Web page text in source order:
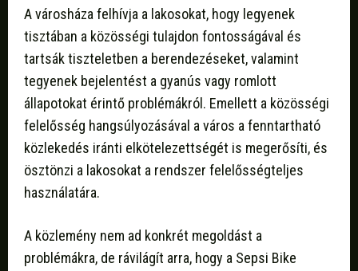
A városháza felhívja a lakosokat, hogy legyenek
tisztában a közösségi tulajdon fontosságával és
tartsák tiszteletben a berendezéseket, valamint
tegyenek bejelentést a gyanús vagy romlott
állapotokat érintő problémákról. Emellett a közösségi
felelősség hangsúlyozásával a város a fenntartható
közlekedés iránti elkötelezettségét is megerősíti, és
ösztönzi a lakosokat a rendszer felelősségteljes
használatára.
A közlemény nem ad konkrét megoldást a
problémákra, de rávilágít arra, hogy a Sepsi Bike